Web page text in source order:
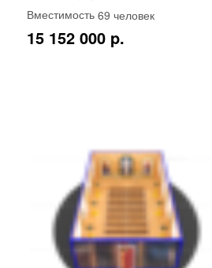
Вместимость 69 человек
15 152 000 p.